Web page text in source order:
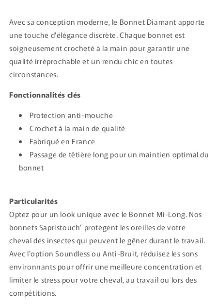
Avec sa conception moderne, le Bonnet Diamant apporte
une touche d’élégance discrète. Chaque bonnet est
soigneusement crocheté à la main pour garantir une
qualité irréprochable et un rendu chic en toutes
circonstances.
Fonctionnalités clés
Protection anti-mouche
Crochet à la main de qualité
Fabriqué en France
Passage de têtière long pour un maintien optimal du
bonnet
Particularités
Optez pour un look unique avec le Bonnet Mi-Long. Nos
bonnets Sapristouch’ protègent les oreilles de votre
cheval des insectes qui peuvent le gêner durant le travail.
Avec l’option Soundless ou Anti-Bruit, réduisez les sons
environnants pour offrir une meilleure concentration et
limiter le stress pour votre cheval, au travail ou lors des
compétitions.